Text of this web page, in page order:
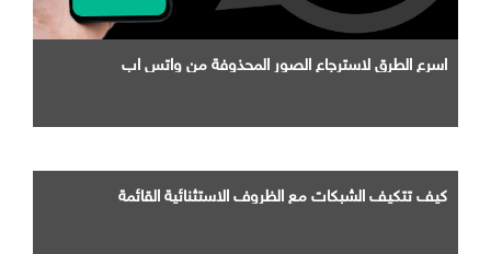
اسرع الطرق لاسترجاع الصور المحذوفة من واتس اب
كيف تتكيف الشبكات مع الظروف الاستثنائية القائمة